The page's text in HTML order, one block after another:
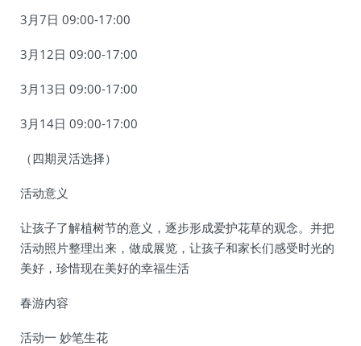
3月7日 09:00-17:00
3月12日 09:00-17:00
3月13日 09:00-17:00
3月14日 09:00-17:00
（四期灵活选择）
活动意义
让孩子了解植树节的意义，逐步形成爱护花草的观念。并把
活动照片整理出来，做成展览，让孩子和家长们感受时光的
美好，珍惜现在美好的幸福生活
春游内容
活动一 妙笔生花